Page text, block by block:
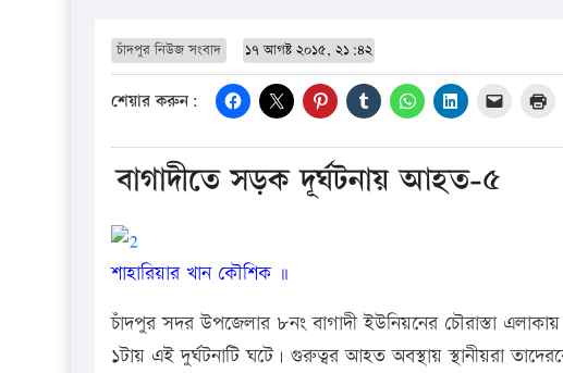
চাঁদপুর নিউজ সংবাদ ১৭ আগষ্ট ২০১৫, ২১:৪২
শেয়ার করুন:
বাগাদীতে সড়ক দূর্ঘটনায় আহত-৫
শাহারিয়ার খান কৌশিক ॥
চাঁদপুর সদর উপজেলার ৮নং বাগাদী ইউনিয়নের চৌরাস্তা
১টায় এই দুর্ঘটনাটি ঘটে। গুরুত্বর আহত অবস্থায় স্থানীয়রা